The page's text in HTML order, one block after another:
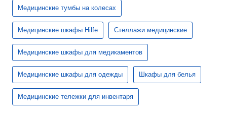
Медицинские тумбы на колесах
Медицинские шкафы Hilfe Стеллажи медицинские
Медицинские шкафы для медикаментов
Медицинские шкафы для одежды Шкафы для белья
Медицинские тележки для инвентаря